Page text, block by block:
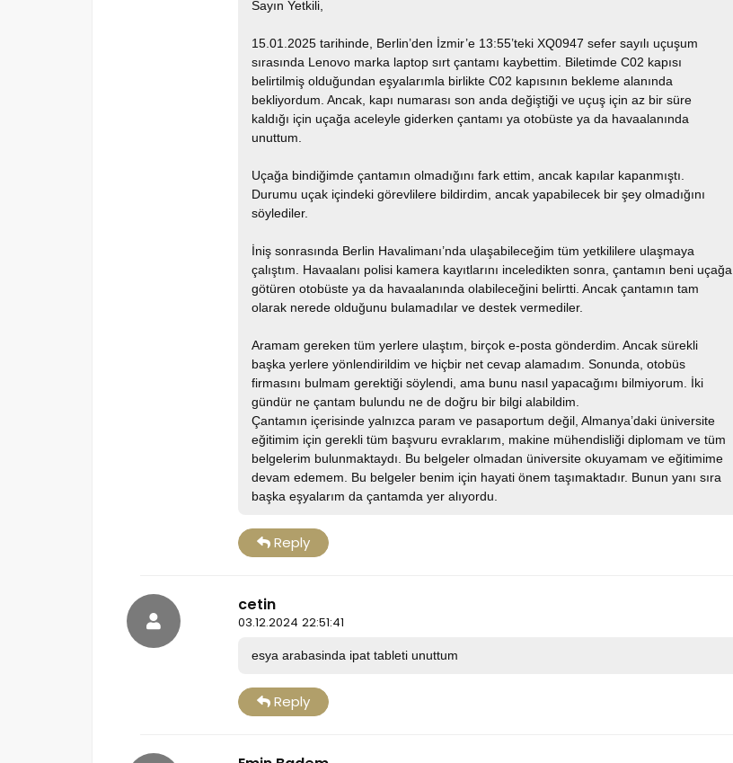
Sayın Yetkili,
15.01.2025 tarihinde, Berlin’den İzmir’e 13:55’teki XQ0947 sefer sayılı uçuşum
sırasında Lenovo marka laptop sırt çantamı kaybettim. Biletimde C02 kapısı
belirtilmiş olduğundan eşyalarımla birlikte C02 kapısının bekleme alanında
bekliyordum. Ancak, kapı numarası son anda değiştiği ve uçuş için az bir süre
kaldığı için uçağa aceleyle giderken çantamı ya otobüste ya da havaalanında
unuttum.
Uçağa bindiğimde çantamın olmadığını fark ettim, ancak kapılar kapanmıştı.
Durumu uçak içindeki görevlilere bildirdim, ancak yapabilecek bir şey olmadığını
söylediler.
İniş sonrasında Berlin Havalimanı’nda ulaşabileceğim tüm yetkililere ulaşmaya
çalıştım. Havaalanı polisi kamera kayıtlarını inceledikten sonra, çantamın beni uçağa
götüren otobüste ya da havaalanında olabileceğini belirtti. Ancak çantamın tam
olarak nerede olduğunu bulamadılar ve destek vermediler.
Aramam gereken tüm yerlere ulaştım, birçok e-posta gönderdim. Ancak sürekli
başka yerlere yönlendirildim ve hiçbir net cevap alamadım. Sonunda, otobüs
firmasını bulmam gerektiği söylendi, ama bunu nasıl yapacağımı bilmiyorum. İki
gündür ne çantam bulundu ne de doğru bir bilgi alabildim.
Çantamın içerisinde yalnızca param ve pasaportum değil, Almanya’daki üniversite
eğitimim için gerekli tüm başvuru evraklarım, makine mühendisliği diplomam ve tüm
belgelerim bulunmaktaydı. Bu belgeler olmadan üniversite okuyamam ve eğitimime
devam edemem. Bu belgeler benim için hayati önem taşımaktadır. Bunun yanı sıra
başka eşyalarım da çantamda yer alıyordu.
Reply
cetin
03.12.2024 22:51:41
esya arabasinda ipat tableti unuttum
Reply